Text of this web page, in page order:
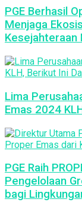
PGE Berhasil
Menjaga
Kesejahteraan
Lima
Emas 2024
PGE Raih
Pengelolaan
bagi